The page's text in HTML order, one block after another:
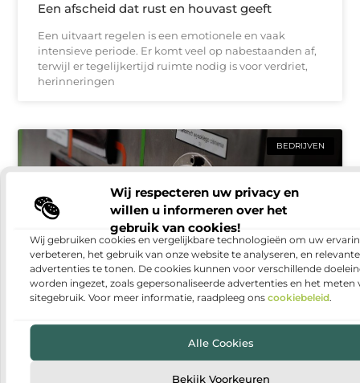
Wij respecteren uw privacy en
willen u informeren over het
gebruik van cookies!
Wij gebruiken cookies en vergelijkbare technologieën om uw
verbeteren, het gebruik van onze website te analyseren, en relevante
advertenties te tonen. De cookies kunnen voor verschillende
worden ingezet, zoals gepersonaliseerde advertenties en het meten
sitegebruik. Voor meer informatie, raadpleeg ons cookiebeleid.
Alle Cookies
Bekijk Voorkeuren
Een afscheid dat rust en houvast geeft
Een uitvaart regelen is een emotionele en vaak
intensieve periode. Er komt veel op nabestaanden af,
terwijl er tegelijkertijd ruimte nodig is voor verdriet,
herinneringen
BEDRIJVEN
comfortabel wonen